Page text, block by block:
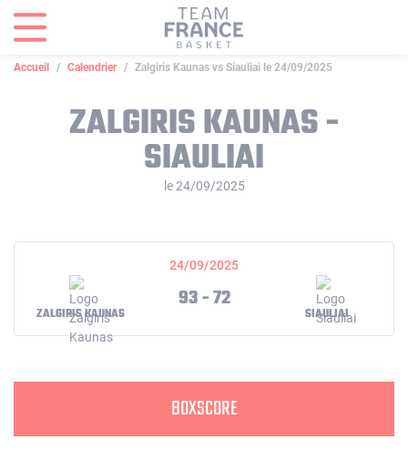
Accueil Calendrier Zalgiris Kaunas vs Siauliai le 24/09/2025
ZALGIRIS KAUNAS -
SIAULIAI
le 24/09/2025
24/09/2025
ZALGIRIS KAUNAS
93 - 72
SIAULIAI
BOXSCORE
Panneau de gestion des cookies